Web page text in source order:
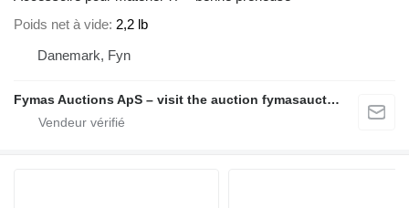
Poids net à vide 2,2 lb
Danemark, Fyn
Fymas Auctions ApS – visit the auction fymasauctions.dk